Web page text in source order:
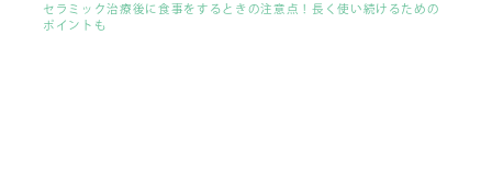
セラミック治療後に食事をするときの注意点！長く使い続けるための
ポイントも